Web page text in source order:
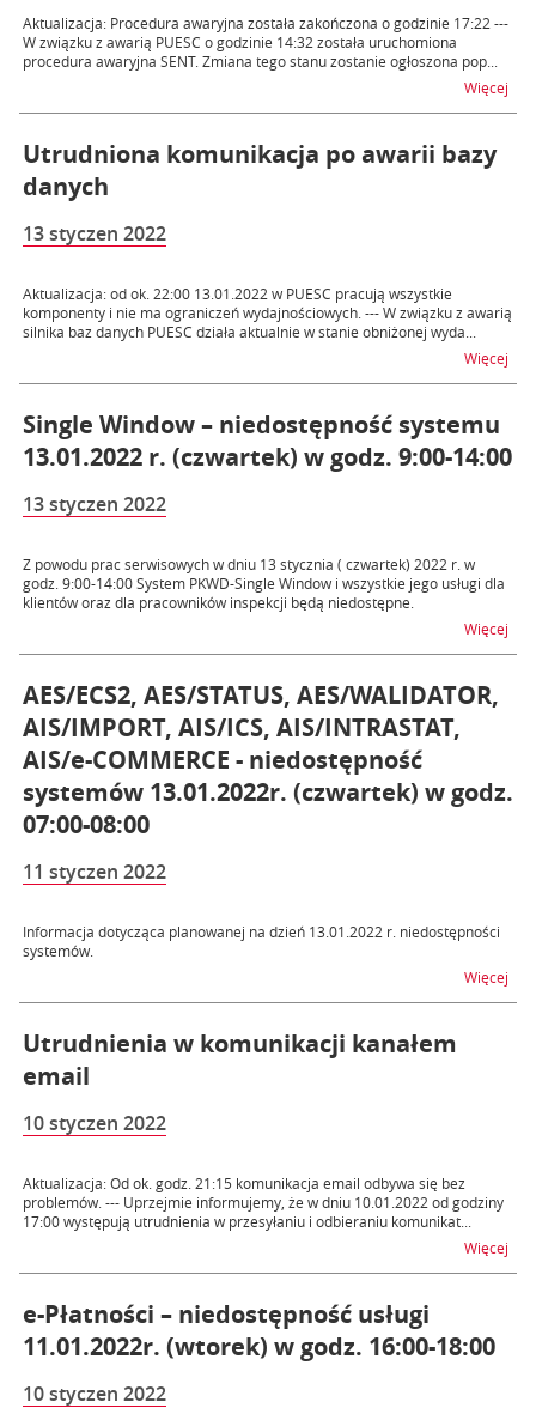
Aktualizacja: Procedura awaryjna została zakończona o godzinie 17:22 ---
W związku z awarią PUESC o godzinie 14:32 została uruchomiona
procedura awaryjna SENT. Zmiana tego stanu zostanie ogłoszona pop...
Więcej
Utrudniona komunikacja po awarii bazy
danych
13 styczen 2022
Aktualizacja: od ok. 22:00 13.01.2022 w PUESC pracują wszystkie
komponenty i nie ma ograniczeń wydajnościowych. --- W związku z awarią
silnika baz danych PUESC działa aktualnie w stanie obniżonej wyda...
Więcej
Single Window – niedostępność systemu
13.01.2022 r. (czwartek) w godz. 9:00-14:00
13 styczen 2022
Z powodu prac serwisowych w dniu 13 stycznia ( czwartek) 2022 r. w
godz. 9:00-14:00 System PKWD-Single Window i wszystkie jego usługi dla
klientów oraz dla pracowników inspekcji będą niedostępne.
Więcej
AES/ECS2, AES/STATUS, AES/WALIDATOR,
AIS/IMPORT, AIS/ICS, AIS/INTRASTAT,
AIS/e-COMMERCE - niedostępność
systemów 13.01.2022r. (czwartek) w godz.
07:00-08:00
11 styczen 2022
Informacja dotycząca planowanej na dzień 13.01.2022 r. niedostępności
systemów.
Więcej
Utrudnienia w komunikacji kanałem
email
10 styczen 2022
Aktualizacja: Od ok. godz. 21:15 komunikacja email odbywa się bez
problemów. --- Uprzejmie informujemy, że w dniu 10.01.2022 od godziny
17:00 występują utrudnienia w przesyłaniu i odbieraniu komunikat...
Więcej
e-Płatności – niedostępność usługi
11.01.2022r. (wtorek) w godz. 16:00-18:00
10 styczen 2022